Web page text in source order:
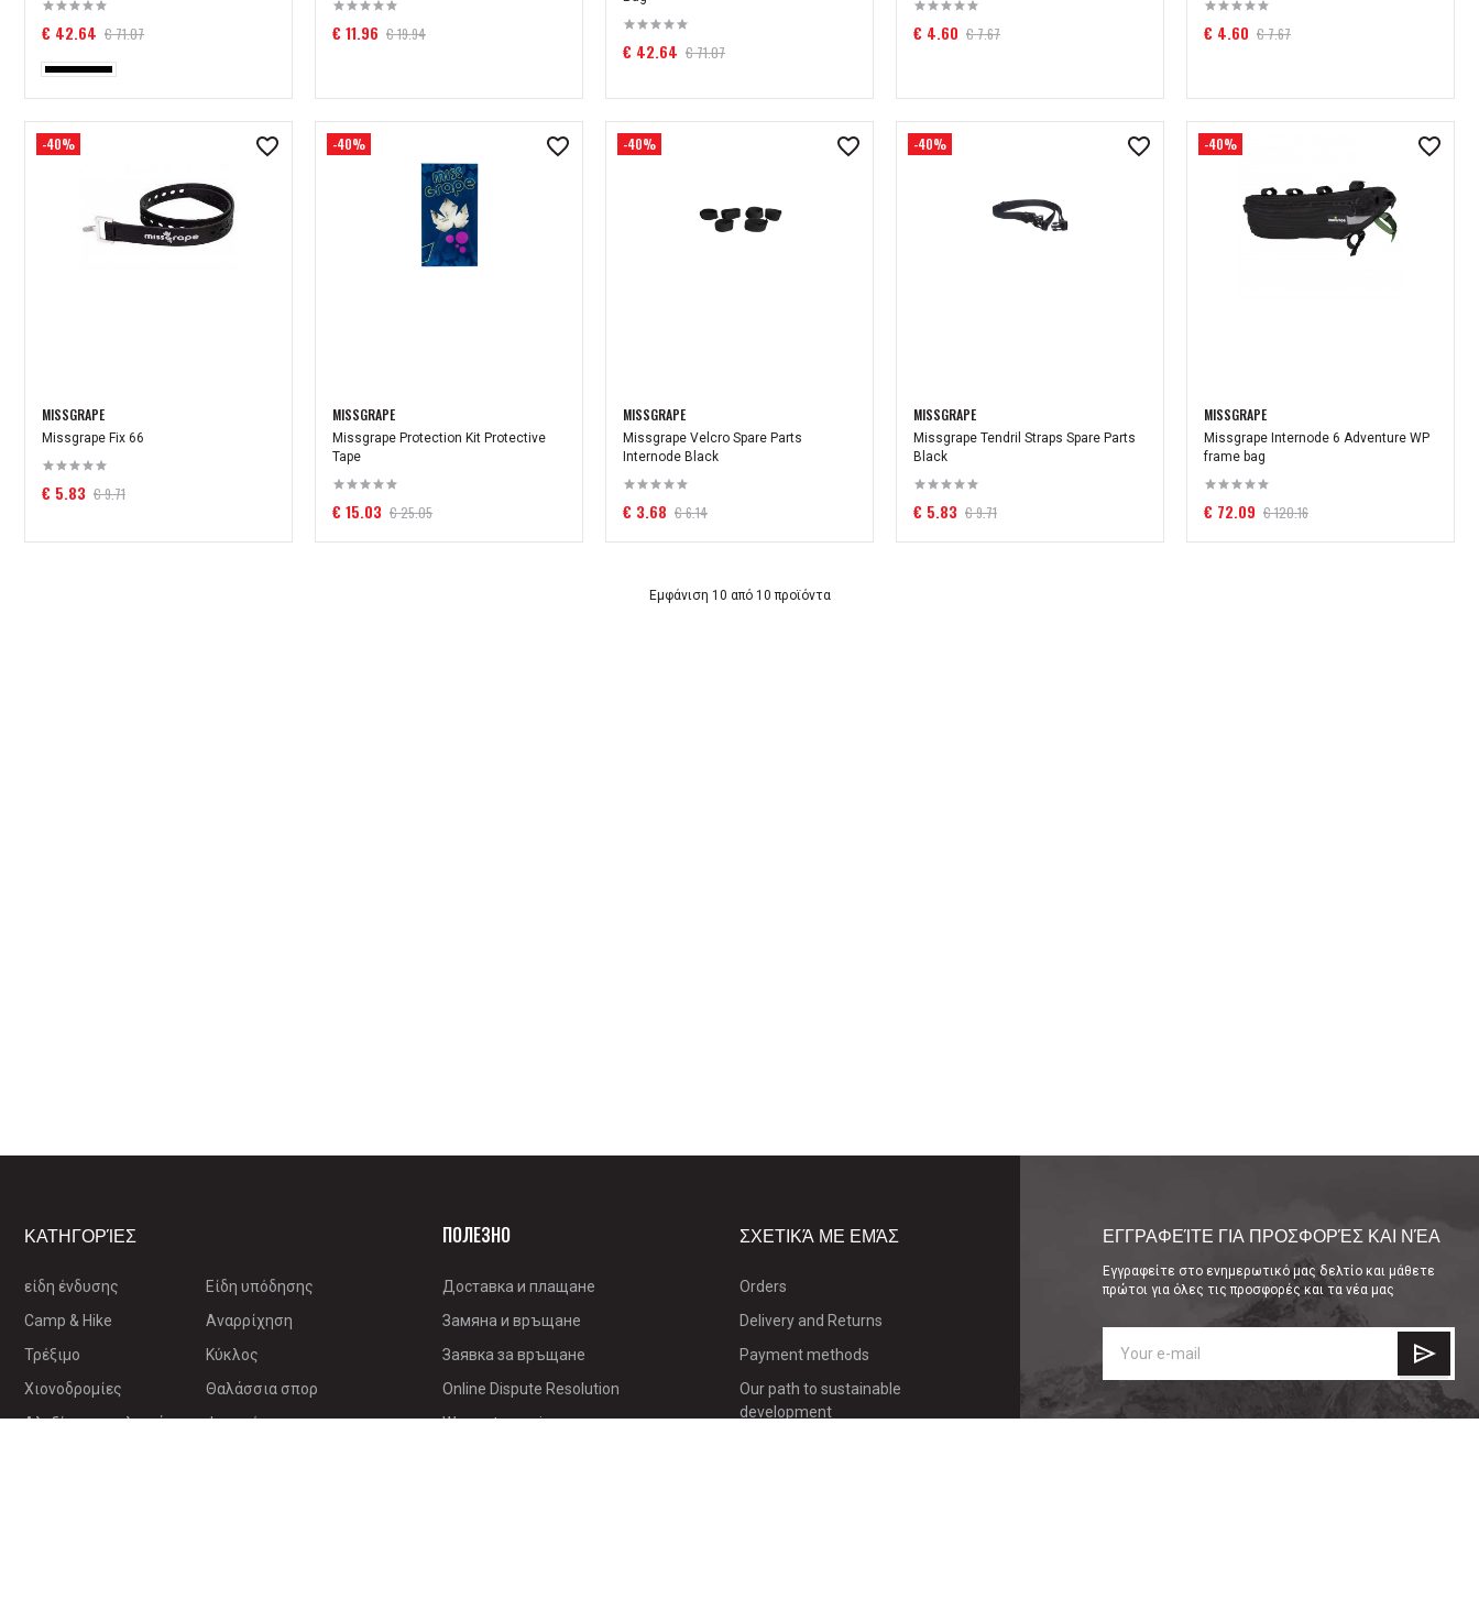
€ 42.64 € 71.07 € 11.96 € 19.94
€ 42.64 € 71.07
€ 4.60 € 7.67 € 4.60 € 7.67
-40%
MISSGRAPE
Missgrape Fix 66
€ 5.83 € 9.71
-40%
MISSGRAPE
Missgrape Protection Kit Protective
Tape
€ 15.03 € 25.05
-40%
MISSGRAPE
Missgrape Velcro Spare Parts
Internode Black
€ 3.68 € 6.14
-40%
MISSGRAPE
Missgrape Tendril Straps Spare Parts
Black
€ 5.83 € 9.71
-40%
MISSGRAPE
Missgrape Internode 6 Adventure WP
frame bag
€ 72.09 € 120.16
Εμφάνιση 10 από 10 προϊόντα
ΚΑΤΗΓΟΡΊΕΣ
είδη ένδυσης
Είδη υπόδησης
Camp & Hike
Αναρρίχηση
Τρέξιμο
Κύκλος
Χιονοδρομίες
Θαλάσσια σπορ
Αλεξίπτωτο πλαγιάς
Φαγητό
ПОЛЕЗНО
Доставка и плащане
Замяна и връщане
Заявка за връщане
Online Dispute Resolution
Warranty service
ΣΧΕΤΙΚΆ ΜΕ ΕΜΆΣ
Orders
Delivery and Returns
Payment methods
Our path to sustainable
development
ΕΓΓΡΑΦΕΊΤΕ ΓΙΑ ΠΡΟΣΦΟΡΈΣ ΚΑΙ ΝΈΑ
Εγγραφείτε στο ενημερωτικό μας δελτίο και μάθετε
πρώτοι για όλες τις προσφορές και τα νέα μας